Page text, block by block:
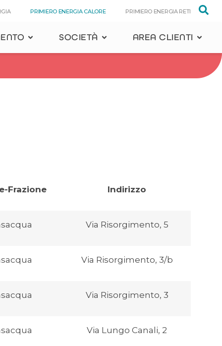
PRIMIERO ENERGIA CALORE PRIMIERO ENERGIA RETI
SOCIETÀ AREA CLIENTI
Frazione Indirizzo
Via Risorgimento, 5
Via Risorgimento, 3/b
Via Risorgimento, 3
Via Lungo Canali, 2